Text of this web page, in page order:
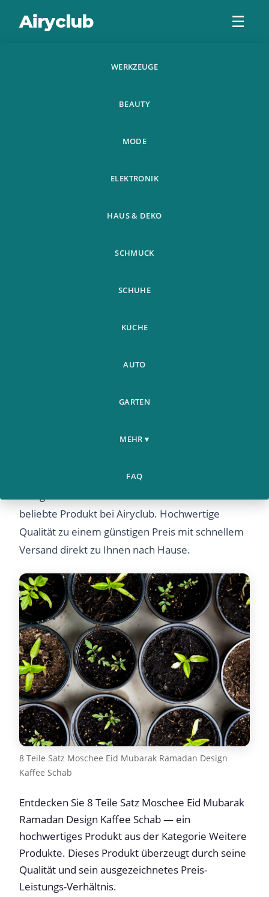
Airyclub ☰
WERKZEUGE
BEAUTY
MODE
ELEKTRONIK
HAUS & DEKO
SCHMUCK
SCHUHE
KÜCHE
AUTO
GARTEN
MEHR ▾
FAQ
Moschee Eid
Mubarak Ramadan
Schab
Kaffee Schab
8 Teile Satz Moschee Eid Mubarak Ramadan
beliebte Produkt bei Airyclub. Hochwertige
Qualität zu einem günstigen Preis mit schnellem
Versand direkt zu Ihnen nach Hause.
8 Teile Satz Moschee Eid Mubarak Ramadan Design
Kaffee Schab
Entdecken Sie 8 Teile Satz Moschee Eid Mubarak
Ramadan Design Kaffee Schab — ein
hochwertiges Produkt aus der Kategorie Weitere
Produkte. Dieses Produkt überzeugt durch seine
Qualität und sein ausgezeichnetes Preis-
Leistungs-Verhältnis.